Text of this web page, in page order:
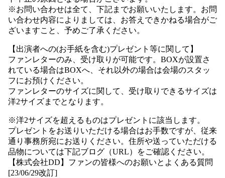
※お問い合わせは全て、下記までお願いいたします。お問
い合わせ内容によりましては、お答えできかねる場合がご
ざいますこと、予めご了承ください。
【出演者への(お手紙を含む)プレゼント等に関して】
ファンレターのみ、受け取りが可能です。BOXが設置さ
れている場合はBOXへ、それ以外の場合は会場のスタッ
フにお預けください。
ファンレターのサイズに関して、受け取りできるサイズは
洋2サイズまでとなります。
※洋2サイズを超えるものはプレゼントに該当します。
プレゼントをお送りいただける場合はお手数ですが、従来
通り事務所宛にお送りください。住所や送っていただける
品物については下記ブログ（URL）をご確認ください。
【株式会社DD】ファンの皆様へのお願いとよくある質問
[23/06/29改訂]